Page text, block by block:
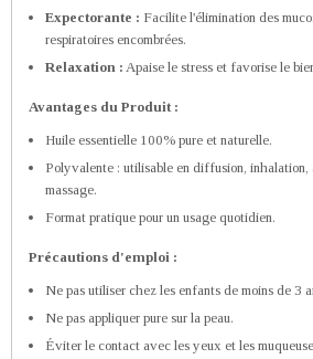
Expectorante : Facilite l'élimination des
respiratoires encombrées.
Relaxation : Apaise le stress et favorise le
Avantages du Produit :
Huile essentielle 100% pure et naturelle.
Polyvalente : utilisable en diffusion, inhalation,
massage.
Format pratique pour un usage quotidien.
Précautions d'emploi :
Ne pas utiliser chez les enfants de moins de 3
Ne pas appliquer pure sur la peau.
Éviter le contact avec les yeux et les